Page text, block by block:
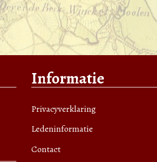
Informatie
Privacyverklaring
Ledeninformatie
Contact